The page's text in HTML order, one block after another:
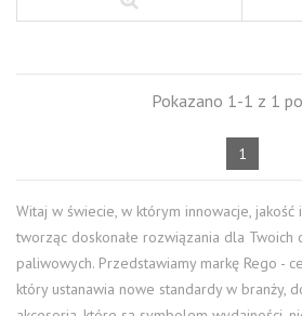
Pokazano 1-1 z 1
1
Witaj w świecie, w którym innowacje, jakość
tworząc doskonałe rozwiązania dla Twoich
paliwowych. Przedstawiamy markę Rego -
który ustanawia nowe standardy w branży,